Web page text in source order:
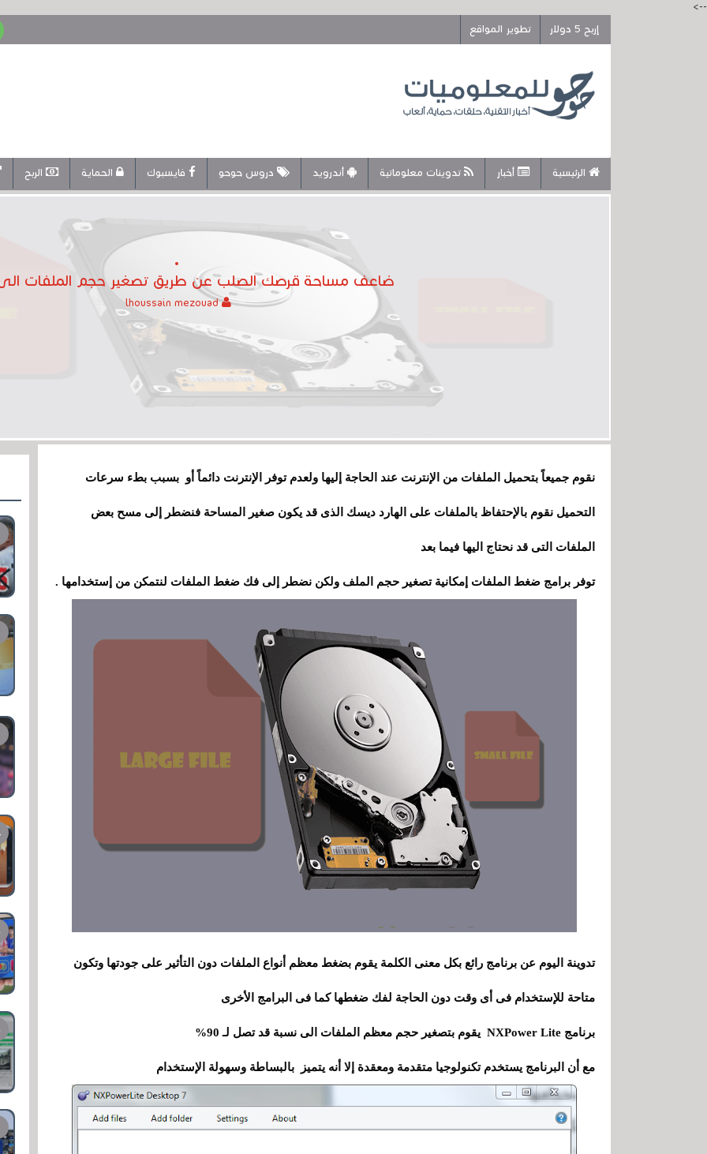
-->
إربح 5 دولار
تطوير المواقع
الرئيسية أخبار تدوينات معلوماتية أندرويد دروس حوحو فايسبوك الحماية الربح
ضاعف مساحة قرصك الصلب عن طريق تصغير حجم الملفات الى
lhoussain mezouad
نقوم جميعاً بتحميل الملفات من الإنترنت عند الحاجة إليها ولعدم توفر الإنترنت دائماً أو بسبب بطء سرعات
التحميل نقوم بالإحتفاظ بالملفات على الهارد ديسك الذى قد يكون صغير المساحة فنضطر إلى مسح بعض
الملفات التى قد نحتاج اليها فيما بعد
توفر برامج ضغط الملفات إمكانية تصغير حجم الملف ولكن نضطر إلى فك ضغط الملفات لنتمكن من إستخدامها .
تدوينة اليوم عن برنامج رائع بكل معنى الكلمة يقوم بضغط معظم أنواع الملفات دون التأثير على جودتها وتكون
متاحة للإستخدام فى أى وقت دون الحاجة لفك ضغطها كما فى البرامج الأخرى
برنامج NXPower Lite يقوم بتصغير حجم معظم الملفات الى نسبة قد تصل لـ 90%
مع أن البرنامج يستخدم تكنولوجيا متقدمة ومعقدة إلا أنه يتميز بالبساطة وسهولة الإستخدام